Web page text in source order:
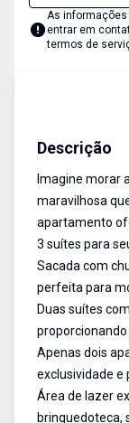
As informações
entrar em
termos de
Descrição
Imagine morar
maravilhosa
apartamento
3 suítes para
Sacada com
perfeita para
Duas suítes
Apenas dois
exclusividade e
Área de lazer
brinquedoteca,